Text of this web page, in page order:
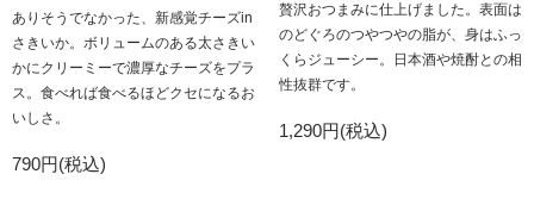
ありそうでなかった、新感覚チーズin
さきいか。ボリュームのある太さきい
かにクリーミーで濃厚なチーズをプラ
ス。食べれば食べるほどクセになるお
いしさ。
790円(税込)
贅沢おつまみに仕上げました。表面は
のどぐろのつやつやの脂が、身はふっ
くらジューシー。日本酒や焼酎との相
性抜群です。
1,290円(税込)